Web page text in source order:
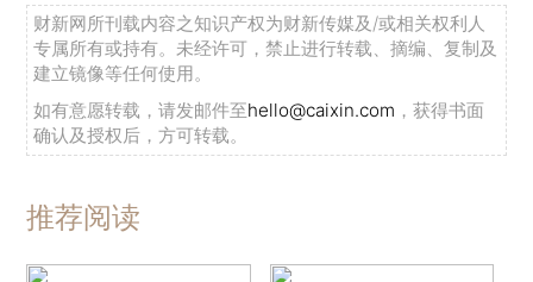
财新网所刊载内容之知识产权为财新传媒及/或相关权利人
专属所有或持有。未经许可，禁止进行转载、摘编、复制及
建立镜像等任何使用。
如有意愿转载，请发邮件至hello@caixin.com ，获得书面
确认及授权后，方可转载。
推荐阅读